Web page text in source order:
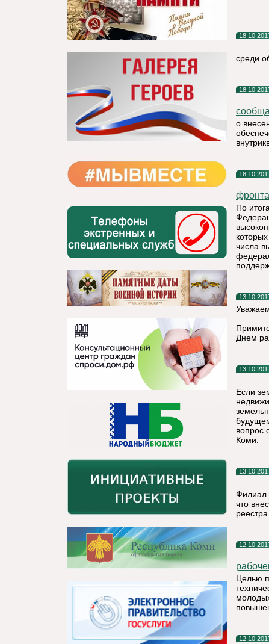
среди
о
По
числа
Днем
Если
вопрос
Коми.
Филиал
что
Целью